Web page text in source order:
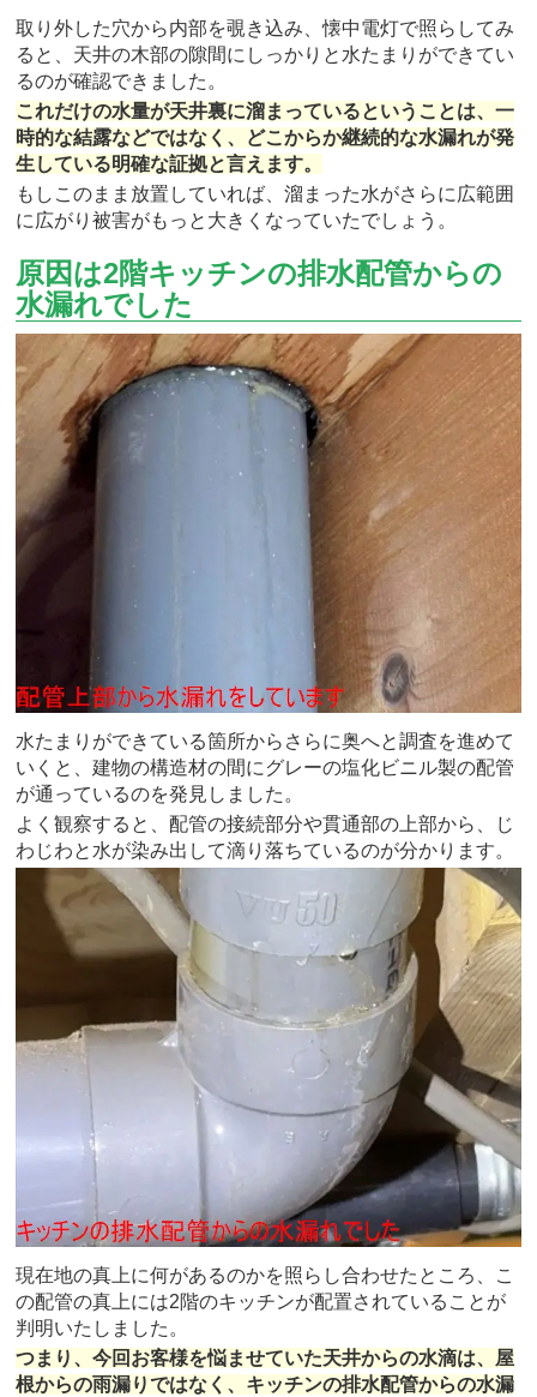
取り外した穴から内部を覗き込み、懐中電灯で照らしてみ
ると、天井の木部の隙間にしっかりと水たまりができてい
るのが確認できました。
これだけの水量が天井裏に溜まっているということは、一
時的な結露などではなく、どこからか継続的な水漏れが発
生している明確な証拠と言えます。
もしこのまま放置していれば、溜まった水がさらに広範囲
に広がり被害がもっと大きくなっていたでしょう。
原因は2階キッチンの排水配管からの
水漏れでした
水たまりができている箇所からさらに奥へと調査を進めて
いくと、建物の構造材の間にグレーの塩化ビニル製の配管
が通っているのを発見しました。
よく観察すると、配管の接続部分や貫通部の上部から、じ
わじわと水が染み出して滴り落ちているのが分かります。
現在地の真上に何があるのかを照らし合わせたところ、こ
の配管の真上には2階のキッチンが配置されていることが
判明いたしました。
つまり、今回お客様を悩ませていた天井からの水滴は、屋
根からの雨漏りではなく、キッチンの排水配管からの水漏